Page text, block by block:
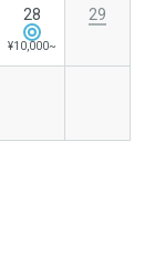
28
¥10,000~
29